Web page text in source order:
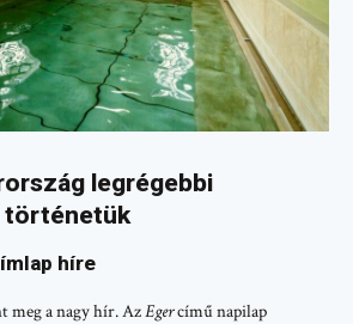
legrégebbi
történetük
híre
meg a nagy hír. AzEgercímű napilap